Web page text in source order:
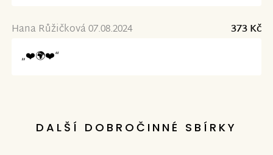
Hana Růžičková 07.08.2024
373 Kč
„❤️🌍❤️“
DALŠÍ DOBROČINNÉ SBÍRKY